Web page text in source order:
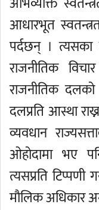
आधारभूत
पर्दछन् ।
राजनीतिक
राजनीतिक
दलप्रति आस्था
व्यवधान
ओहोदामा भए
त्यसप्रति
मौलिक अधिकार